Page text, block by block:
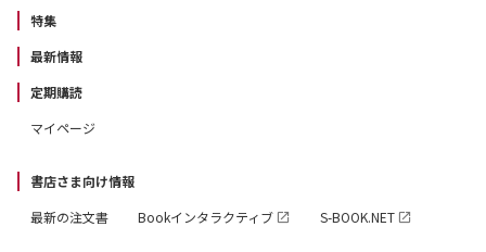
特集
最新情報
定期購読
マイページ
書店さま向け情報
最新の注文書
Bookインタラクティブ S-BOOK.NET